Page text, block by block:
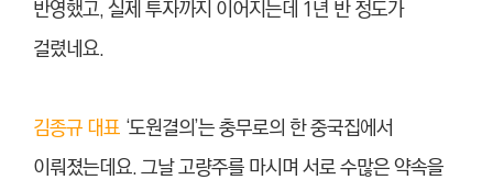
반영했고, 실제 투자까지 이어지는데 1년 반 정도가
걸렸네요.
김종규 대표 ‘도원결의’는 충무로의 한 중국집에서
이뤄졌는데요. 그날 고량주를 마시며 서로 수많은 약속을